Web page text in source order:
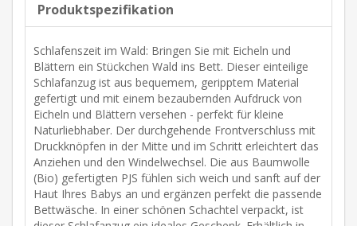
Produktspezifikation
Schlafenszeit im Wald: Bringen Sie mit Eicheln und
Blättern ein Stückchen Wald ins Bett. Dieser einteilige
Schlafanzug ist aus bequemem, geripptem Material
gefertigt und mit einem bezaubernden Aufdruck von
Eicheln und Blättern versehen - perfekt für kleine
Naturliebhaber. Der durchgehende Frontverschluss mit
Druckknöpfen in der Mitte und im Schritt erleichtert das
Anziehen und den Windelwechsel. Die aus Baumwolle
(Bio) gefertigten PJS fühlen sich weich und sanft auf der
Haut Ihres Babys an und ergänzen perfekt die passende
Bettwäsche. In einer schönen Schachtel verpackt, ist